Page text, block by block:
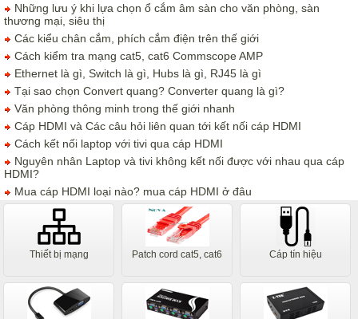
Những lưu ý khi lựa chọn ổ cắm âm sàn cho văn phòng, sàn
thương mại, siêu thị
Các kiểu chân cắm, phích cắm điện trên thế giới
Cách kiểm tra mạng cat5, cat6 Commscope AMP
Ethernet là gì, Switch là gì, Hubs là gì, RJ45 là gì
Tại sao chọn Convert quang? Converter quang là gì?
Văn phòng thông minh trong thế giới nhanh
Cáp HDMI và Các câu hỏi liên quan tới kết nối cáp HDMI
Cách kết nối laptop với tivi qua cáp HDMI
Nguyên nhân Laptop và tivi không kết nối được với nhau qua cáp
HDMI?
Mua cáp HDMI loại nào? mua cáp HDMI ở đâu
Thiết bị mạng Patch cord cat5, cat6 Cáp tín hiệu